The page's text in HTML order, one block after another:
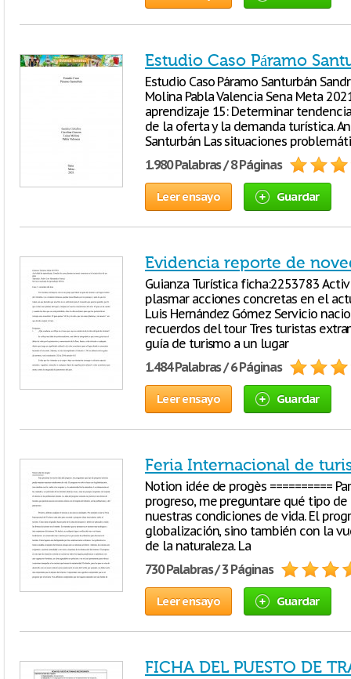
Estudio Caso Páramo
Estudio Caso Páramo Santurbán
Molina Pabla Valencia Sena Meta
aprendizaje 15: Determinar
de la oferta y la demanda turística.
Santurbán Las situaciones
1.980 Palabras / 8 Páginas
Leer ensayo Guardar
Evidencia reporte de
Guianza Turística ficha:2253783
plasmar acciones concretas en el
Luis Hernández Gómez Servicio
recuerdos del tour Tres turistas
guía de turismo a un lugar
1.484 Palabras / 6 Páginas
Leer ensayo Guardar
Feria Internacional de
Notion idée de progès ==========
progreso, me preguntare qué tipo
nuestras condiciones de vida. El
globalización, sino también con la
de la naturaleza. La
730 Palabras / 3 Páginas
Leer ensayo Guardar
FICHA DEL PUESTO DE